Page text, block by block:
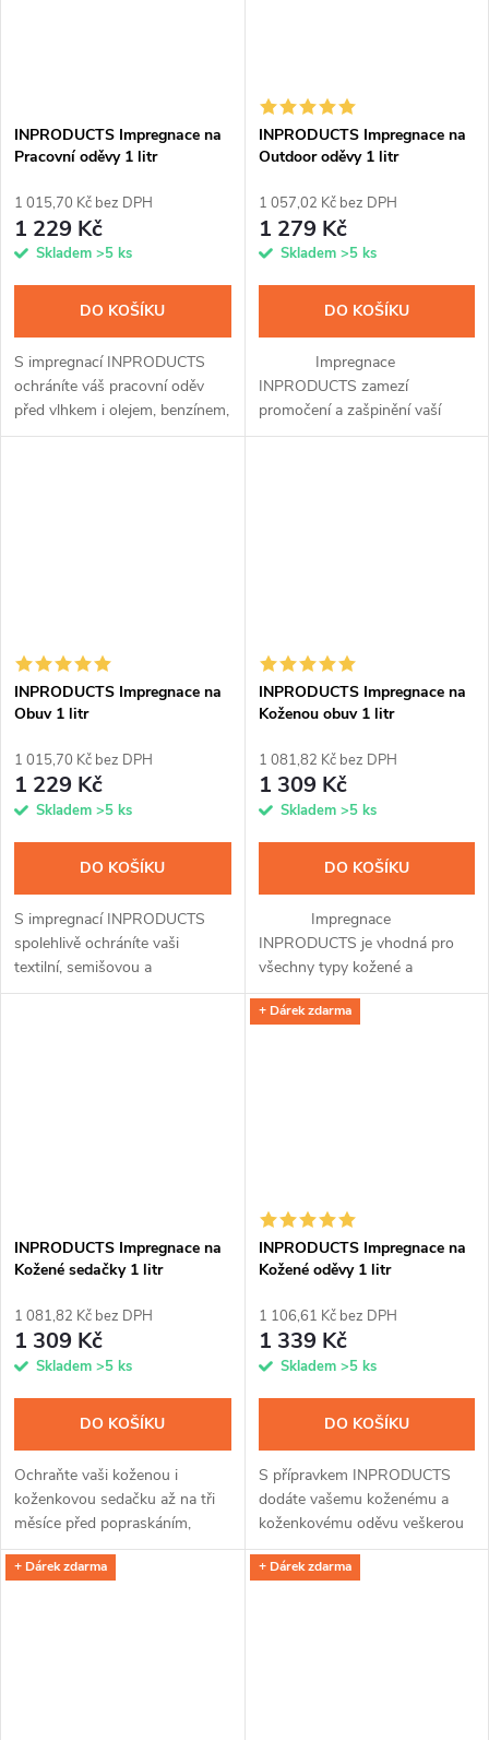
INPRODUCTS Impregnace na
Pracovní oděvy 1 litr
1 015,70 Kč bez DPH
1 229 Kč
Skladem >5 ks
DO KOŠÍKU
S impregnací INPRODUCTS
ochráníte váš pracovní oděv
před vlhkem i olejem, benzínem,
solí a dalšími chemickými
INPRODUCTS Impregnace na
Outdoor oděvy 1 litr
1 057,02 Kč bez DPH
1 279 Kč
Skladem >5 ks
DO KOŠÍKU
Impregnace
INPRODUCTS zamezí
promočení a zašpinění vaší
membránové, softshellové i
INPRODUCTS Impregnace na
Obuv 1 litr
1 015,70 Kč bez DPH
1 229 Kč
Skladem >5 ks
DO KOŠÍKU
S impregnací INPRODUCTS
spolehlivě ochráníte vaši
textilní, semišovou a
membránovou obuv před
INPRODUCTS Impregnace na
Koženou obuv 1 litr
1 081,82 Kč bez DPH
1 309 Kč
Skladem >5 ks
DO KOŠÍKU
Impregnace
INPRODUCTS je vhodná pro
všechny typy kožené a
koženkové obuvi a přináší v
sobě hned tři unikátní přípravky
INPRODUCTS Impregnace na
Kožené sedačky 1 litr
1 081,82 Kč bez DPH
1 309 Kč
Skladem >5 ks
DO KOŠÍKU
Ochraňte vaši koženou i
koženkovou sedačku až na tři
měsíce před popraskáním,
vlhkem a nečistotami s
impregnací INPRODUCTS. Se
+ Dárek zdarma
INPRODUCTS Impregnace na
Kožené oděvy 1 litr
1 106,61 Kč bez DPH
1 339 Kč
Skladem >5 ks
DO KOŠÍKU
S přípravkem INPRODUCTS
dodáte vašemu koženému a
koženkovému oděvu veškerou
péči. Díky jedinečnému spojení
impregnace a voskové příměsi
+ Dárek zdarma + Dárek zdarma